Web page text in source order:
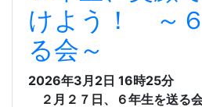
けよう！ ～
る会～
2026年3月2日 16時25分
２月２７日、６年生を送る